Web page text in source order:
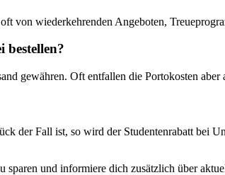
von wiederkehrenden Angeboten,
bestellen?
gewähren. Oft entfallen die Portokosten aber
der Fall ist, so wird der Studentenrabatt bei
und informiere dich zusätzlich über